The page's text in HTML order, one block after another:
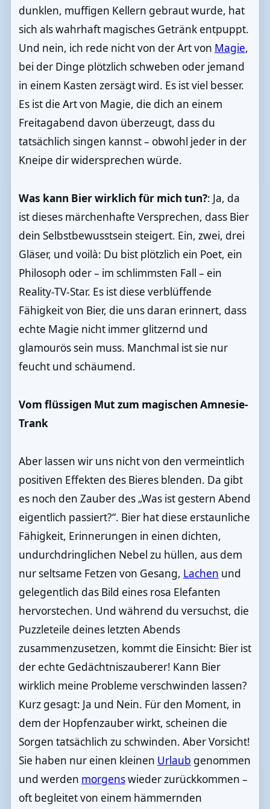
dunklen, muffigen Kellern gebraut wurde, hat
sich als wahrhaft magisches Getränk entpuppt.
Und nein, ich rede nicht von der Art von Magie,
bei der Dinge plötzlich schweben oder jemand
in einem Kasten zersägt wird. Es ist viel besser.
Es ist die Art von Magie, die dich an einem
Freitagabend davon überzeugt, dass du
tatsächlich singen kannst – obwohl jeder in der
Kneipe dir widersprechen würde.
Was kann Bier wirklich für mich tun?: Ja, da
ist dieses märchenhafte Versprechen, dass Bier
dein Selbstbewusstsein steigert. Ein, zwei, drei
Gläser, und voilà: Du bist plötzlich ein Poet, ein
Philosoph oder – im schlimmsten Fall – ein
Reality-TV-Star. Es ist diese verblüffende
Fähigkeit von Bier, die uns daran erinnert, dass
echte Magie nicht immer glitzernd und
glamourös sein muss. Manchmal ist sie nur
feucht und schäumend.
Vom flüssigen Mut zum magischen Amnesie-
Trank
Aber lassen wir uns nicht von den vermeintlich
positiven Effekten des Bieres blenden. Da gibt
es noch den Zauber des „Was ist gestern Abend
eigentlich passiert?“. Bier hat diese erstaunliche
Fähigkeit, Erinnerungen in einen dichten,
undurchdringlichen Nebel zu hüllen, aus dem
nur seltsame Fetzen von Gesang, Lachen und
gelegentlich das Bild eines rosa Elefanten
hervorstechen. Und während du versuchst, die
Puzzleteile deines letzten Abends
zusammenzusetzen, kommt die Einsicht: Bier ist
der echte Gedächtniszauberer! Kann Bier
wirklich meine Probleme verschwinden lassen?
Kurz gesagt: Ja und Nein. Für den Moment, in
dem der Hopfenzauber wirkt, scheinen die
Sorgen tatsächlich zu schwinden. Aber Vorsicht!
Sie haben nur einen kleinen Urlaub genommen
und werden morgenswieder zurückkommen –
oft begleitet von einem hämmernden